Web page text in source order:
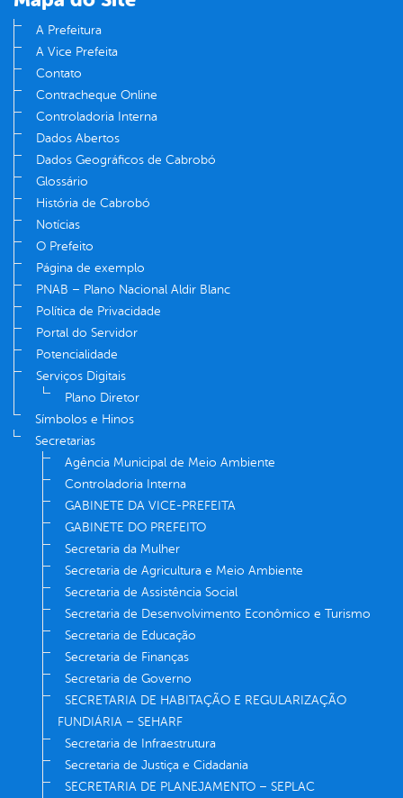
A Prefeitura
A Vice Prefeita
Contato
Contracheque Online
Controladoria Interna
Dados Abertos
Dados Geográficos de Cabrobó
Glossário
História de Cabrobó
Notícias
O Prefeito
Página de exemplo
PNAB – Plano Nacional Aldir Blanc
Política de Privacidade
Portal do Servidor
Potencialidade
Serviços Digitais
Plano Diretor
Símbolos e Hinos
Secretarias
Agência Municipal de Meio Ambiente
Controladoria Interna
GABINETE DA VICE-PREFEITA
GABINETE DO PREFEITO
Secretaria da Mulher
Secretaria de Agricultura e Meio Ambiente
Secretaria de Assistência Social
Secretaria de Desenvolvimento Econômico e Turismo
Secretaria de Educação
Secretaria de Finanças
Secretaria de Governo
SECRETARIA DE HABITAÇÃO E REGULARIZAÇÃO
FUNDIÁRIA – SEHARF
Secretaria de Infraestrutura
Secretaria de Justiça e Cidadania
SECRETARIA DE PLANEJAMENTO – SEPLAC